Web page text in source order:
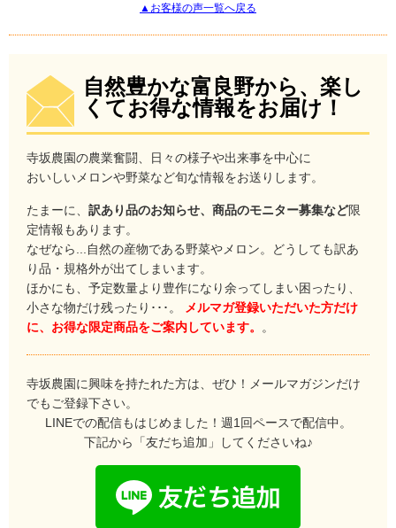
▲お客様の声一覧へ戻る
自然豊かな富良野から、楽し
くてお得な情報をお届け！
寺坂農園の農業奮闘、日々の様子や出来事を中心に
おいしいメロンや野菜など旬な情報をお送りします。
たまーに、 訳あり品のお知らせ、商品のモニター募集など限
定情報もあります。
なぜなら...自然の産物である野菜やメロン。どうしても訳あ
り品・規格外が出てしまいます。
ほかにも、予定数量より豊作になり余ってしまい困ったり、
小さな物だけ残ったり･･･。
メルマガ登録いただいた方だけ
に、お得な限定商品をご案内しています。
。
寺坂農園に興味を持たれた方は、ぜひ！メールマガジンだけ
でもご登録下さい。
LINEでの配信もはじめました！週1回ペースで配信中。
下記から「友だち追加」してくださいね♪